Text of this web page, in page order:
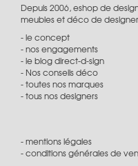
Depuis 2006, eshop de
meubles et déco de
le concept
nos engagements
le blog direct-d-sign
Nos conseils déco
toutes nos marques
tous nos designers
mentions légales
conditions générales de